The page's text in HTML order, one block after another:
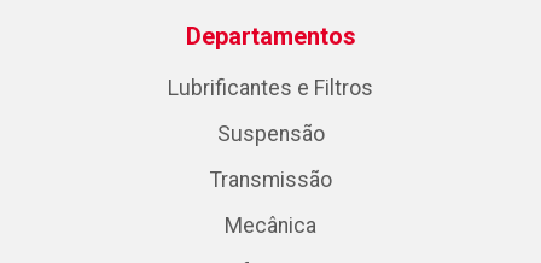
Departamentos
Lubrificantes e Filtros
Suspensão
Transmissão
Mecânica